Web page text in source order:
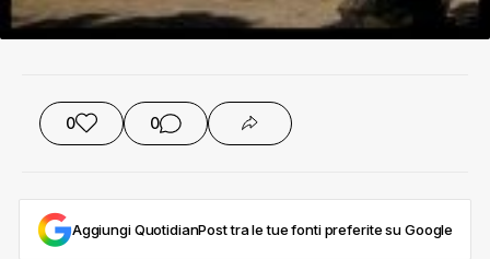
0 0
Aggiungi QuotidianPost tra le tue fonti preferite su Google